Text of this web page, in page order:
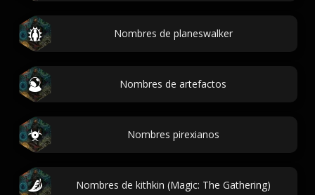
Nombres de planeswalker
Nombres de artefactos
Nombres pirexianos
Nombres de kithkin (Magic: The Gathering)